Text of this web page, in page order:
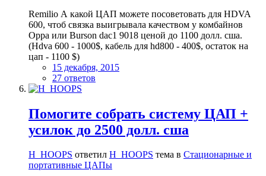
Remilio А какой ЦАП можете посоветовать для HDVA
600, чтоб связка выигрывала качеством у комбайнов
Oppa или Burson dac1 9018 ценой до 1100 долл. сша.
(Hdva 600 - 1000$, кабель для hd800 - 400$, остаток на
цап - 1100 $)
15 декабря, 2015
27 ответов
Помогите собрать систему ЦАП +
усилок до 2500 долл. сша
H_HOOPS ответил H_HOOPS тема в Стационарные и
портативные ЦАПы